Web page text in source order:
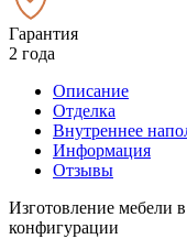
Гарантия
2 года
Описание
Отделка
Внутреннее
Информация
Отзывы
Изготовление мебели
конфигурации